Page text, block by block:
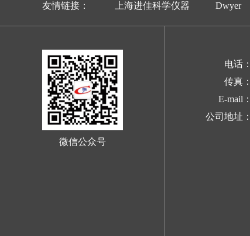
友情链接： 上海进佳科学仪器 Dwyer
微信公众号
电话：
传真：
E-mail：
公司地址：